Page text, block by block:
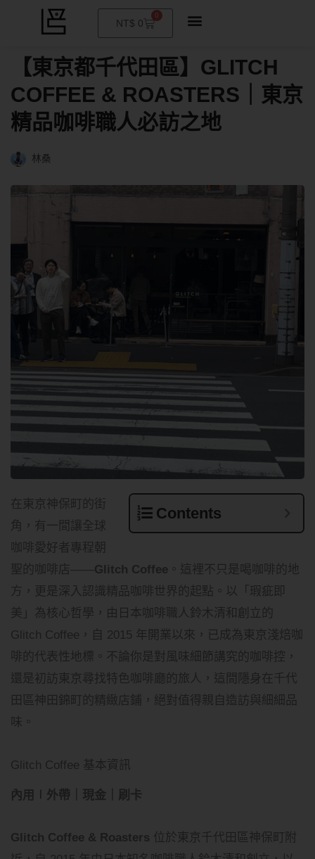
NT$ 0
0
購
【東京都千代田區】GLITCH
COFFEE & ROASTERS｜東京
精品咖啡職人必訪之地
林桑
Contents
在東京神保町的街
角，有一間讓全球
咖啡愛好者專程朝
聖的咖啡店——Glitch Coffee 。這裡不只是喝咖啡的地
方，更是深入認識精品咖啡世界的起點。以「瑕疵即
美」為核心哲學，由日本咖啡職人鈴木清和創立的
Glitch Coffee，自 2015 年開業以來，已成為東京淺焙咖
啡的代表性地標。不論你是對風味細節講究的咖啡控，
還是初訪東京尋找特色咖啡廳的旅人，這間隱身在千代
田區神田錦町的精緻店鋪，絕對值得親自造訪與細細品
味。
Glitch Coffee 基本資訊
內用∣外帶｜現金｜刷卡
Glitch Coffee & Roasters 位於東京千代田區神保町附